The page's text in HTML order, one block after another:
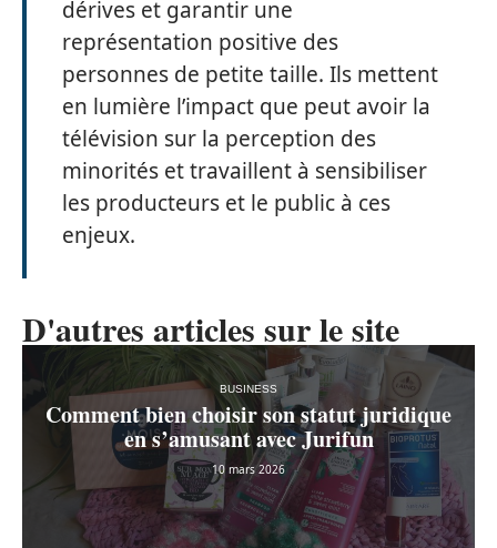
dérives et garantir une
représentation positive des
personnes de petite taille. Ils mettent
en lumière l’impact que peut avoir la
télévision sur la perception des
minorités et travaillent à sensibiliser
les producteurs et le public à ces
enjeux.
D'autres articles sur le site
BUSINESS
Comment bien choisir son statut juridique
en s’amusant avec Jurifun
10 mars 2026